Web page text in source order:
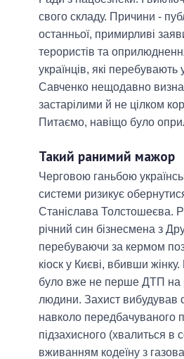
свого складу. Причини -
останньої, примирливі
терористів та
українців, які
Савченко нещодавно
застарілими й не цілком
Питаємо, навіщо було
Такий ранимий мажор
Черговою ганьбою
системи ризикує
Станіслава Толстошеєва.
річний син бізнесмена з
перебуваючи за кермом
кіоск у Києві, вбивши
було вже не перше ДТП на
людини. Захист вибудував
навколо передбачуваного
підзахисного (хвалиться в
вживанням кодеїну з